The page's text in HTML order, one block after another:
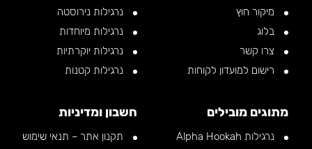
מיקור חוץ
בלוג
צרו קשר
רישום למועדון לקוחות
נרגילות נירוסטה
נרגילות מיוחדות
נרגילות יוקרתיות
נרגילות קטנות
מתוגים מובילים
נרגילות Alpha Hookah
חשבון ומדיניות
תקנון אתר – תנאי שימוש